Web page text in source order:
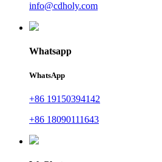
info@cdholy.com
Whatsapp
WhatsApp
+86 19150394142
+86 18090111643